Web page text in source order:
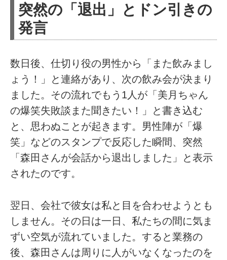
突然の「退出」とドン引きの
発言
数日後、仕切り役の男性から「また飲みまし
ょう！」と連絡があり、次の飲み会が決まり
ました。その流れでもう1人が「美月ちゃん
の爆笑失敗談また聞きたい！」と書き込む
と、思わぬことが起きます。男性陣が「爆
笑」などのスタンプで反応した瞬間、突然
「森田さんが会話から退出しました」と表示
されたのです。
翌日、会社で彼女は私と目を合わせようとも
しません。その日は一日、私たちの間に気ま
ずい空気が流れていました。すると業務の
後、森田さんは周りに人がいなくなったのを